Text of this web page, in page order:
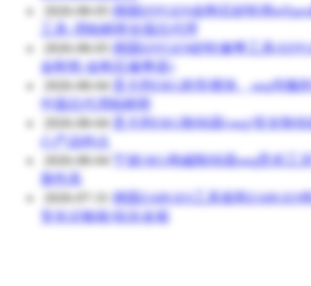
2026-08-05
德国EFFGEN金刚石砂轮和
工具-渭柏精密全国总代理
2026-08-05
德国EFFGEN砂轮修整工具
金刚笔/金刚石修整器)
2026-08-04
意大利OEG刹车模块、oeg伺服
中国总代渭柏精密
2026-08-04
意大利OEG制动器(oeg)安全制
心产品特点
2026-08-04
宁波OEG电磁制动器oeg恶劣工
靠性高
德国ZARGES工具箱和ZARGES
安全运输箱/铝合金箱